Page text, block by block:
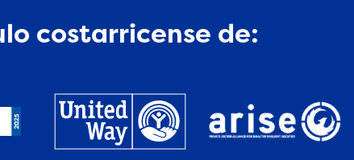
costarricense de: